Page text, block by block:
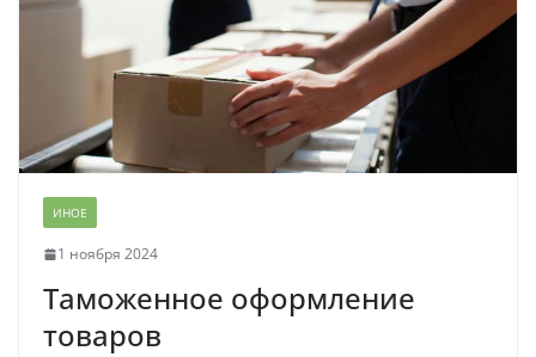
ИНОЕ
1 ноября 2024
Таможенное оформление
товаров